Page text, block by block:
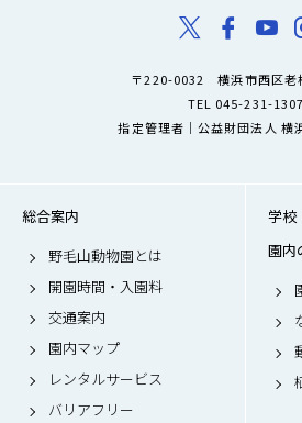
〒220-0032 横浜市西区老
TEL 045-231-1307
指定管理者｜公益財団法人 横
総合案内
野毛山動物園とは
開園時間・入園料
交通案内
園内マップ
レンタルサービス
バリアフリー
学校
園内